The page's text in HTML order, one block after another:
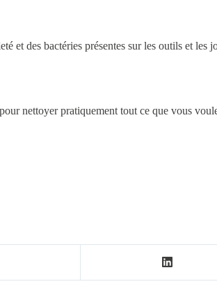
et des bactéries présentes sur les outils et
nettoyer pratiquement tout ce que vous